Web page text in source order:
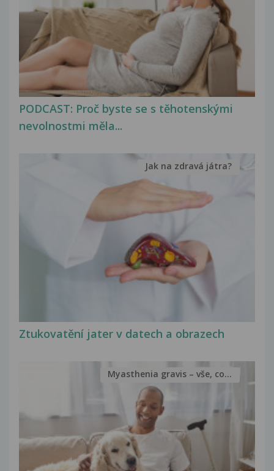
PODCAST: Proč byste se s těhotenskými
nevolnostmi měla...
Ztukovatění jater v datech a obrazech
Jak na zdravá játra?
Myasthenia gravis – vše, co...